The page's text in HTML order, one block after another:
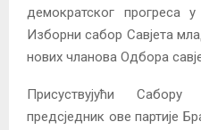
демократског прогреса
Изборни сабор Савјета
нових чланова Одбора
Присуствујући
предсједник ове партије